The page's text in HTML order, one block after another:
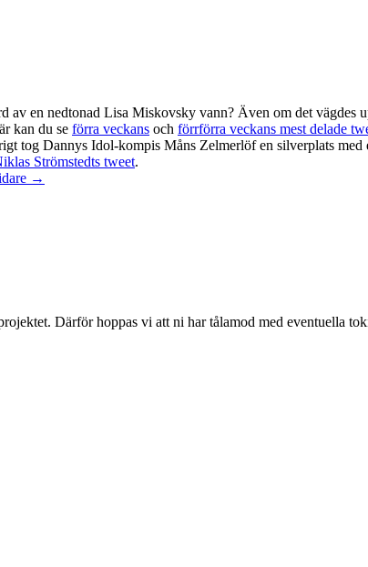
en nedtonad Lisa Miskovsky vann? Även om det vägdes
kan du se förra veckans och förrförra veckans mest delade
tog Dannys Idol-kompis Måns Zelmerlöf en silverplats
Strömstedts tweet.
→
Därför hoppas vi att ni har tålamod med eventuella